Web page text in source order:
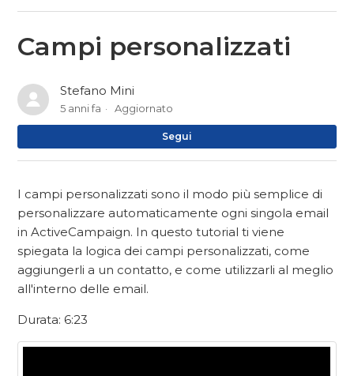
Campi personalizzati
Stefano Mini
5 anni fa Aggiornato
Segui
I campi personalizzati sono il modo più semplice di
personalizzare automaticamente ogni singola email
in ActiveCampaign. In questo tutorial ti viene
spiegata la logica dei campi personalizzati, come
aggiungerli a un contatto, e come utilizzarli al meglio
all'interno delle email.
Durata: 6:23